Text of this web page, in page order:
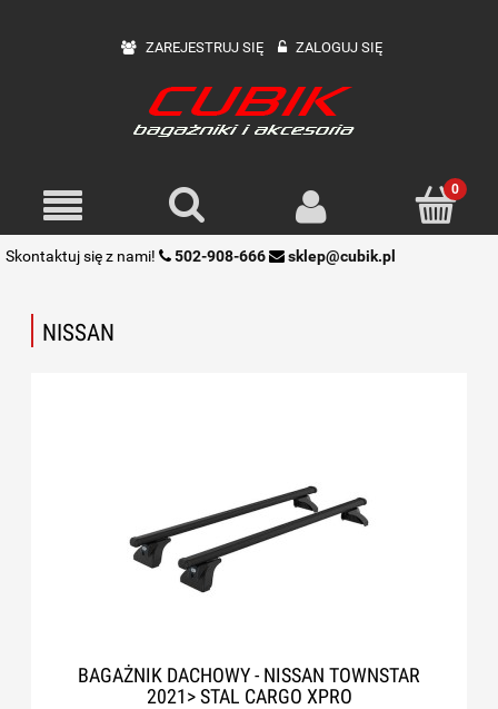
ZAREJESTRUJ SIĘ ZALOGUJ SIĘ
Skontaktuj się z nami! 502-908-666 sklep@cubik.pl
NISSAN
BAGAŻNIK DACHOWY - NISSAN TOWNSTAR
2021> STAL CARGO XPRO